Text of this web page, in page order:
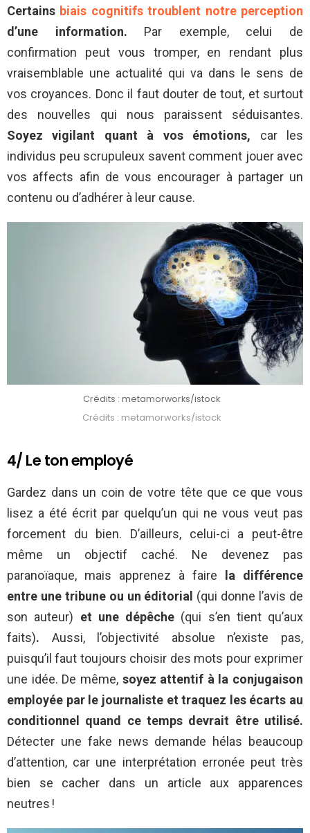
Certains biais cognitifs troublent notre perception
d’une information. Par exemple, celui de
confirmation peut vous tromper, en rendant plus
vraisemblable une actualité qui va dans le sens de
vos croyances. Donc il faut douter de tout, et surtout
des nouvelles qui nous paraissent séduisantes.
Soyez vigilant quant à vos émotions, car les
individus peu scrupuleux savent comment jouer avec
vos affects afin de vous encourager à partager un
contenu ou d’adhérer à leur cause.
Crédits : metamorworks/istock
Crédits : metamorworks/istock
4/ Le ton employé
Gardez dans un coin de votre tête que ce que vous
lisez a été écrit par quelqu’un qui ne vous veut pas
forcement du bien. D’ailleurs, celui-ci a peut-être
même un objectif caché. Ne devenez pas
paranoïaque, mais apprenez à faire la différence
entre une tribune ou un éditorial (qui donne l’avis de
son auteur) et une dépêche (qui s’en tient qu’aux
faits). Aussi, l’objectivité absolue n’existe pas,
puisqu’il faut toujours choisir des mots pour exprimer
une idée. De même,soyez attentif à la conjugaison
employée par le journaliste et traquez les écarts au
conditionnel quand ce temps devrait être utilisé.
Détecter une fake news demande hélas beaucoup
d’attention, car une interprétation erronée peut très
bien se cacher dans un article aux apparences
neutres !